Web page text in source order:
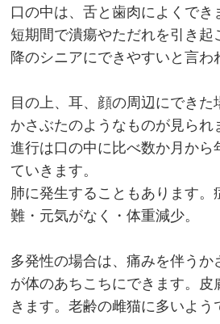
口の中は、舌と歯肉によくでき
短期間で潰瘍やただれを引き起
降のシニアにできやすいと言わ
目の上、耳、顔の周辺にできた
かさぶたのようなものが見られ
進行は口の中に比べ数か月から
ていきます。
肺に発生することもあります。
難・元気がなく・体重減少。
多発性の場合は、痛みを伴うか
が体のあちこちにできます。皮
きます。老齢の雌猫に多いよう